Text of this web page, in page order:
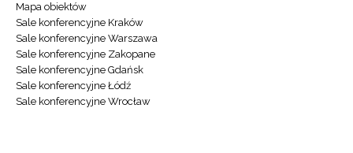
Mapa obiektów
Sale konferencyjne Kraków
Sale konferencyjne Warszawa
Sale konferencyjne Zakopane
Sale konferencyjne Gdańsk
Sale konferencyjne Łódź
Sale konferencyjne Wrocław